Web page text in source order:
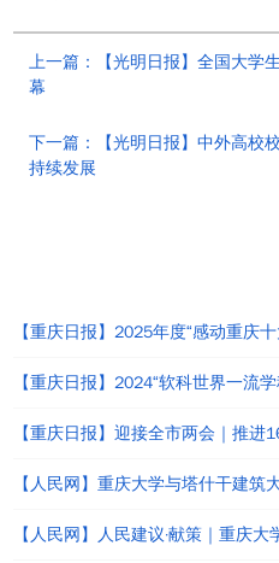
上一篇：【光明日报】全国大学
幕
下一篇：【光明日报】中外高校
持续发展
【重庆日报】2025年度“感动重庆